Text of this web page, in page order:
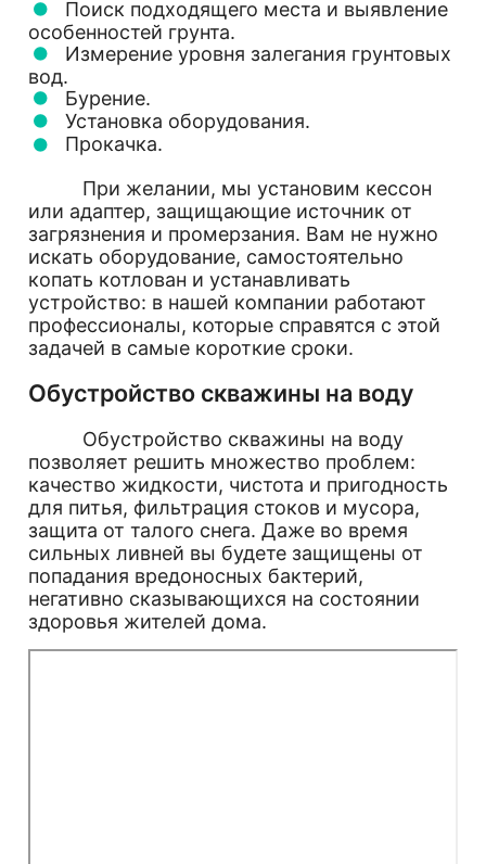
Поиск подходящего места и выявление
особенностей грунта.
Измерение уровня залегания грунтовых
вод.
Бурение.
Установка оборудования.
Прокачка.
При желании, мы установим кессон
или адаптер, защищающие источник от
загрязнения и промерзания. Вам не нужно
искать оборудование, самостоятельно
копать котлован и устанавливать
устройство: в нашей компании работают
профессионалы, которые справятся с этой
задачей в самые короткие сроки.
Обустройство скважины на воду
Обустройство скважины на воду
позволяет решить множество проблем:
качество жидкости, чистота и пригодность
для питья, фильтрация стоков и мусора,
защита от талого снега. Даже во время
сильных ливней вы будете защищены от
попадания вредоносных бактерий,
негативно сказывающихся на состоянии
здоровья жителей дома.